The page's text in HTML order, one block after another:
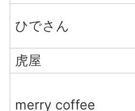
ひでさん
虎屋
merry coffee